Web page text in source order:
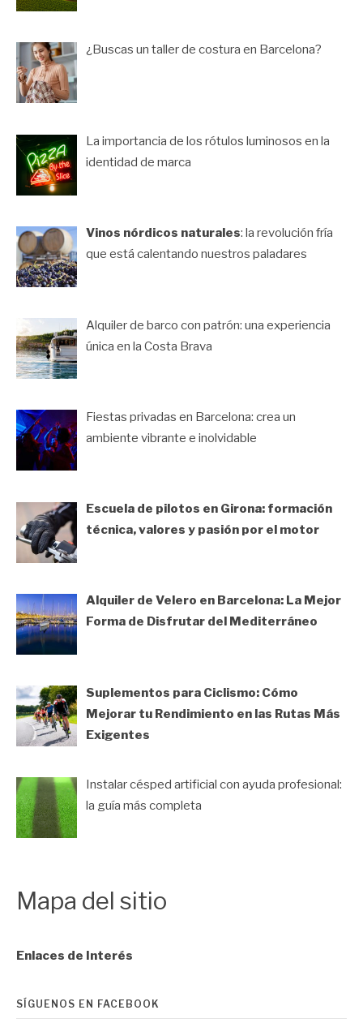
¿Buscas un taller de costura en Barcelona?
La importancia de los rótulos luminosos en la
identidad de marca
Vinos nórdicos naturales: la revolución fría
que está calentando nuestros paladares
Alquiler de barco con patrón: una experiencia
única en la Costa Brava
Fiestas privadas en Barcelona: crea un
ambiente vibrante e inolvidable
Escuela de pilotos en Girona: formación
técnica, valores y pasión por el motor
Alquiler de Velero en Barcelona: La Mejor
Forma de Disfrutar del Mediterráneo
Suplementos para Ciclismo: Cómo
Mejorar tu Rendimiento en las Rutas Más
Exigentes
Instalar césped artificial con ayuda profesional:
la guía más completa
Mapa del sitio
Enlaces de Interés
SÍGUENOS EN FACEBOOK